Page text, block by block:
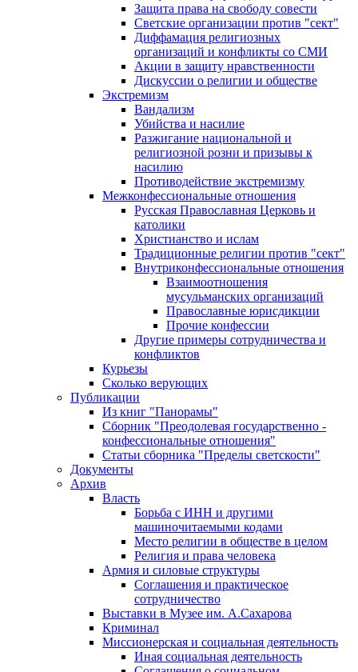
Защита права на свободу совести
Светские организации против "сект"
Диффамация религиозных
организаций и конфликты со СМИ
Акции в защиту нравственности
Дискуссии о религии и обществе
Экстремизм
Вандализм
Убийства и насилие
Разжигание национальной и
религиозной розни и призывы к
насилию
Противодействие экстремизму
Межконфессиональные отношения
Русская Православная Церковь и
католики
Христианство и ислам
Традиционные религии против "сект"
Внутриконфессиональные отношения
Взаимоотношения
мусульманских организаций
Православные юрисдикции
Прочие конфессии
Другие примеры сотрудничества и
конфликтов
Курьезы
Сколько верующих
Публикации
Из книг "Панорамы"
Сборник "Преодолевая государственно -
конфессиональные отношения"
Статьи сборника "Пределы светскости"
Документы
Архив
Власть
Борьба с ИНН и другими
машиночитаемыми кодами
Место религии в обществе в целом
Религия и права человека
Армия и силовые структуры
Соглашения и практическое
сотрудничество
Выставки в Музее им. А.Сахарова
Криминал
Миссионерская и социальная деятельность
Иная социальная деятельность